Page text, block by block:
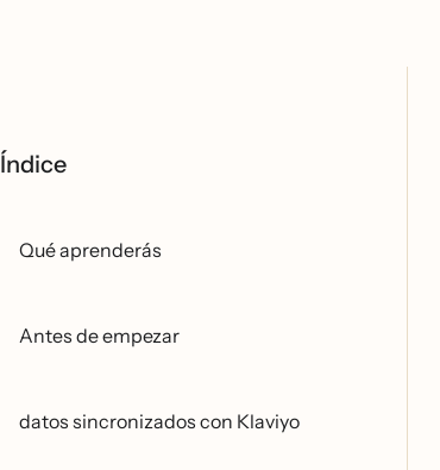
Índice
Qué aprenderás
Antes de empezar
datos sincronizados con Klaviyo